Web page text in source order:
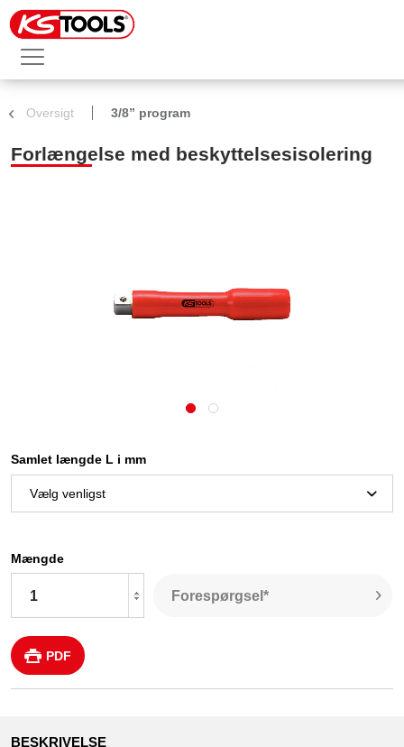
Oversigt 3/8” program
Forlængelse med beskyttelsesisolering
Samlet længde L i mm
Mængde
Forespørgsel*
PDF
BESKRIVELSE